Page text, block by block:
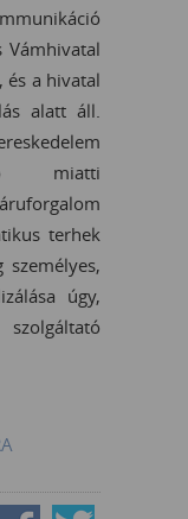
Vámhivatal
és a hivatal
alatt áll.
miatti
terhek
személyes,
úgy,